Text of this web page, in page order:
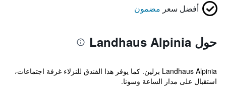
أفضل سعر مضمون
حول Landhaus Alpinia
Landhaus Alpinia برلين. كما يوفر هذا الفندق للنزلاء غرفة اجتماعات،
استقبال على مدار الساعة وسونا.